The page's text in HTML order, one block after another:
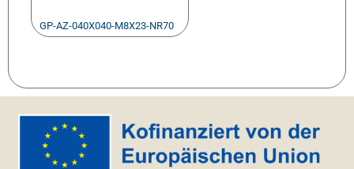
GP-AZ-040X040-M8X23-NR70